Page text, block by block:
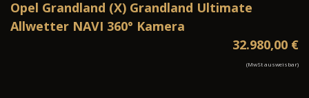
Opel Grandland (X) Grandland Ultimate
Allwetter NAVI 360° Kamera
32.980,00 €
(MwSt ausweisbar)